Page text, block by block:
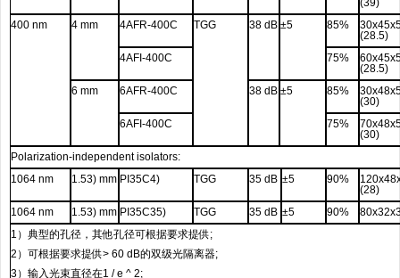
(39)
400 nm
4 mm 4AFR-400С TGG 38 dB ±5 85%
(28.5)
4AFI-400С
75%
(28.5)
6 mm
6AFR-400С 38 dB ±5 85%
(30)
6AFI-400С
75%
(30)
Polarization-independent isolators:
1064 nm
1.53) mm PI35C4) TGG 35 dB ±5 90%
(28)
1064 nm
1.53) mm PI35C35) TGG 35 dB ±5 90%
1 ）典型的孔径，其他孔径可根据要求提供;
2 ）可根据要求提供> 60 dB的双级光隔离器;
3）输入光束直径在1 / e ^ 2;